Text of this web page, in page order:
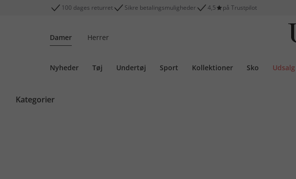
100 dages returret Sikre betalingsmuligheder 4,5 på Trustpilot
Damer Herrer
Nyheder Tøj Undertøj Sport Kollektioner Sko Udsalg
Kategorier